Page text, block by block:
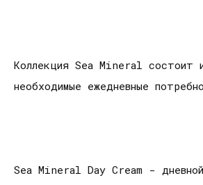
Коллекция Sea Mineral состоит
необходимые ежедневные
Sea Mineral Day Cream -